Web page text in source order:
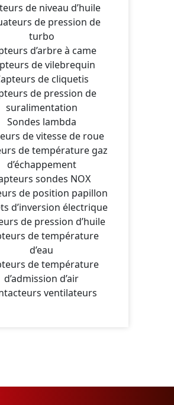
de niveau d’huile
de pression de
turbo
d’arbre à came
de vilebrequin
de cliquetis
de pression de
suralimentation
Sondes lambda
de vitesse de roue
de température gaz
d’échappement
sondes NOX
de position papillon
d’inversion électrique
de pression d’huile
de température
d’eau
de température
d’admission d’air
ventilateurs